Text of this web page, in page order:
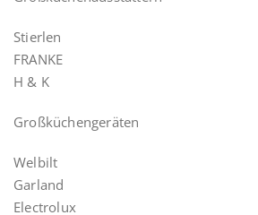
Stierlen
FRANKE
H & K
Großküchengeräten
Welbilt
Garland
Electrolux